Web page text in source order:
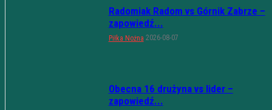
Radomiak Radom vs Górnik Zabrze –
zapowiedź...
Piłka Nożna 2026-08-07
Obecna 16 drużyna vs lider –
zapowiedź...